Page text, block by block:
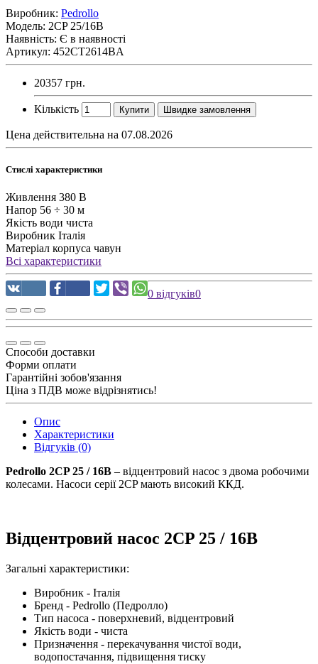
Виробник: Pedrollo
Модель: 2CP 25/16B
Наявність: Є в наявності
Артикул: 452CT2614BA
20357 грн.
Кількість Купити Швидке замовлення
Цена действительна на 07.08.2026
Стислі характеристики
Живлення 380 В
Напор 56 ÷ 30 м
Якість води чиста
Виробник Італія
Матеріал корпуса чавун
Всі характеристики
0 відгуків0
Способи доставки
Форми оплати
Гарантійні зобов'язання
Ціна з ПДВ може відрізнятись!
Опис
Характеристики
Відгуків (0)
Pedrollo 2CP 25 / 16B – відцентровий насос з двома робочими
колесами. Насоси серії 2CP мають високий ККД.
Відцентровий насос 2CP 25 / 16B
Загальні характеристики:
Виробник - Італія
Бренд - Pedrollo (Педролло)
Тип насоса - поверхневий, відцентровий
Якість води - чиста
Призначення - перекачування чистої води,
водопостачання, підвищення тиску